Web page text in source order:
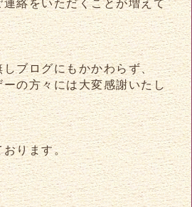
絡をいただくことが増えて
ブログにもかかわらず、
の方々には大変感謝いたし
おります。